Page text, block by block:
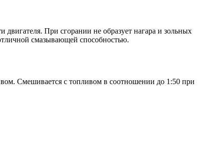
При сгорании не образует нагара и зольных
смазывающей способностью.
Смешивается с топливом в соотношении до 1:50 при